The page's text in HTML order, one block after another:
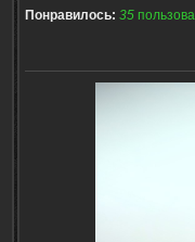
Понравилось: 35